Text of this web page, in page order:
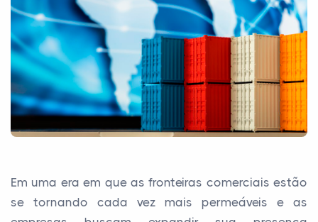
Em uma era em que as fronteiras comerciais estão
se tornando cada vez mais permeáveis e as